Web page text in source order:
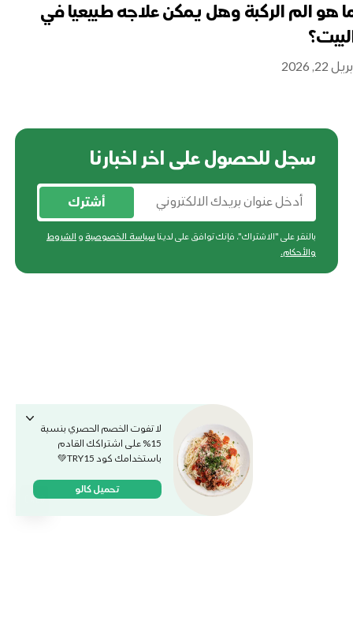
هو الم الركبة وهل يمكن علاجه طبيعيا في
22, 2026
سجل للحصول على اخر اخبارنا
أشترك
بالنقر على "الاشتراك"، فإنك توافق على لدينا سياسة الخصوصية و الشروط
والأحكام.
لا تفوت الخصم الحصري بنسبة
15% على اشتراكك القادم
باستخدامك كود TRY15💚
تحميل كالو